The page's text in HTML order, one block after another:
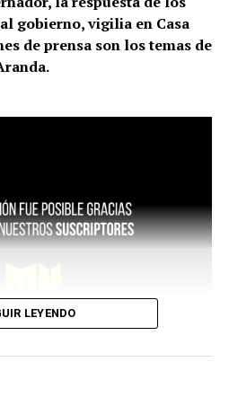
gobierno, vigilia en Casa
de prensa son los temas de
LEYENDO